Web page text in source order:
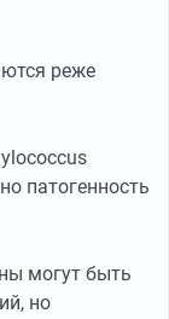
реже
патогенность
могут быть
но